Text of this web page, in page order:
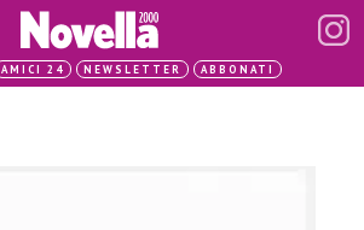
AMICI 24 NEWSLETTER ABBONATI